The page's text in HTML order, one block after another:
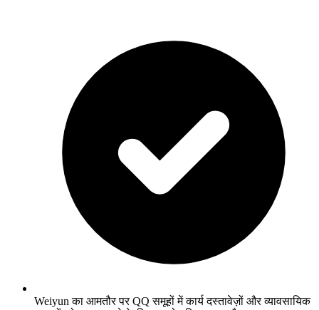
Weiyun का आमतौर पर QQ समूहों में कार्य दस्तावेज़ों और व्यावसायिक